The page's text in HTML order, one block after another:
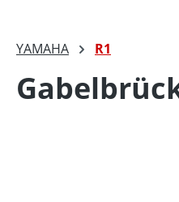
YAMAHA R1